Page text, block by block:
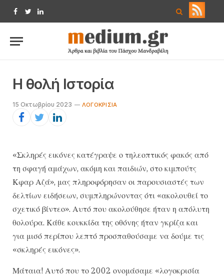
Facebook
TwitterLinkedIn
Η θολή Ιστορία
15 Οκτωβρίου 2023 ΛΟΓΟΚΡΙΣΊΑ
«Σκληρές εικόνες κατέγραψε ο τηλεοπτικός φακός από
τη σφαγή αμάχων, ακόμη και παιδιών, στο κιμπούτς
Κφαρ Αζά», μας πληροφόρησαν οι παρουσιαστές των
δελτίων ειδήσεων, συμπληρώνοντας ότι «ακολουθεί το
σχετικό βίντεο». Αυτό που ακολούθησε ήταν η απόλυτη
θολούρα. Κάθε κουκκίδα της οθόνης ήταν γκρίζα και
για μισό περίπου λεπτό προσπαθούσαμε να δούμε τις
«σκληρές εικόνες».
Μάταια! Αυτό που το 2002 ονομάσαμε «λογοκρισία